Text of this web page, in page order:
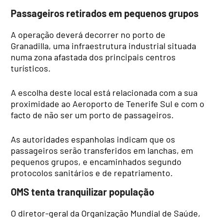
Passageiros retirados em pequenos grupos
A operação deverá decorrer no porto de
Granadilla, uma infraestrutura industrial situada
numa zona afastada dos principais centros
turísticos.
A escolha deste local está relacionada com a sua
proximidade ao Aeroporto de Tenerife Sul e com o
facto de não ser um porto de passageiros.
As autoridades espanholas indicam que os
passageiros serão transferidos em lanchas, em
pequenos grupos, e encaminhados segundo
protocolos sanitários e de repatriamento.
OMS tenta tranquilizar população
O diretor-geral da Organização Mundial de Saúde,